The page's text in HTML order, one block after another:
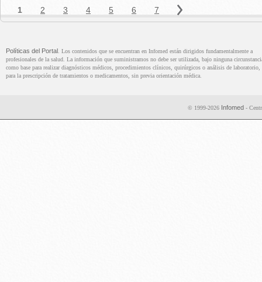
Políticas del Portal . Los contenidos que se encuentran en Infomed están dirigidos fundamentalmente a
profesionales de la salud. La información que suministramos no debe ser utilizada, bajo ninguna
como base para realizar diagnósticos médicos, procedimientos clínicos, quirúrgicos o análisis de laboratorio,
para la prescripción de tratamientos o medicamentos, sin previa orientación médica.
© 1999-2026 Infomed -